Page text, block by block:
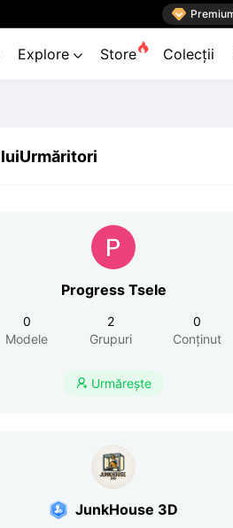

Explore  Store Colecții
Progress Tsele
0
Modele
2
Grupuri
0
Conținut
 Urmărește
JunkHouse 3D